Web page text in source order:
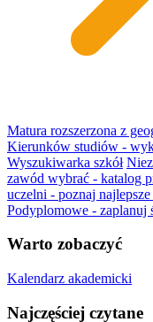
Matura rozszerzona z
Kierunków studiów -
Wyszukiwarka szkół
zawód wybrać - katalog
uczelni - poznaj
Podyplomowe - zaplanuj
Warto zobaczyć
Kalendarz akademicki
Najczęściej czytane